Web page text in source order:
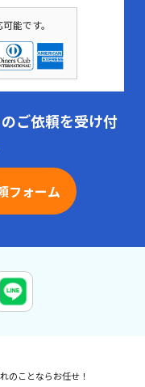
能です。
ご依頼を受け付
フォーム
のことならお任せ！